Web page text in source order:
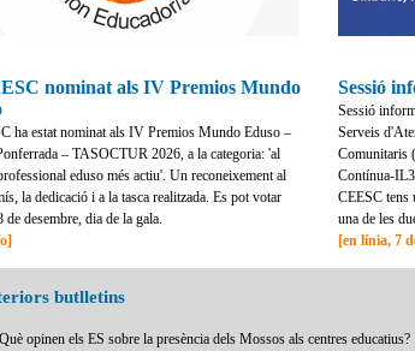
nominat als IV Premios Mundo
ha estat nominat als IV Premios Mundo Eduso –
– TASOCTUR 2026, a la categoria: 'al
eduso més actiu'. Un reconeixement al
la dedicació i a la tasca realitzada. Es pot votar
de desembre, dia de la gala.
Sessió
Sessió
Serveis
Comunitaris
Contínua-
CEESC tens
una de les
[en línia, 7
butlletins
Què opinen els ES sobre la presència dels Mossos als centres educatius?